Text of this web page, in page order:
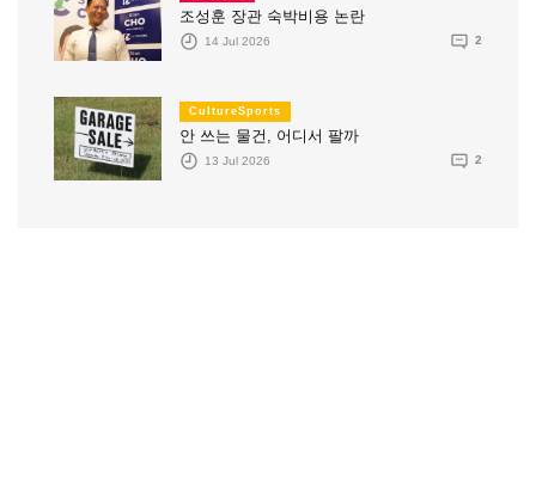
조성훈 장관 숙박비용 논란
14 Jul 2026 2
CultureSports
안 쓰는 물건, 어디서 팔까
13 Jul 2026 2